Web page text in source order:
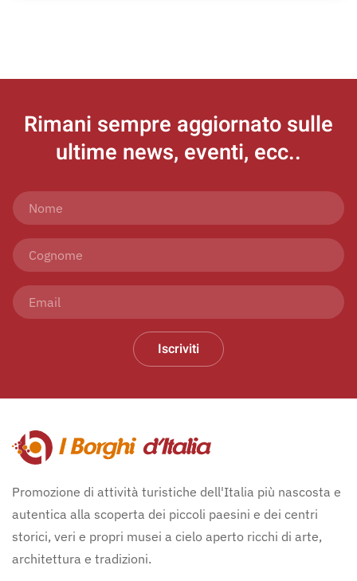
Rimani sempre aggiornato sulle
ultime news, eventi, ecc..
Iscriviti
Promozione di attività turistiche dell'Italia più nascosta e
autentica alla scoperta dei piccoli paesini e dei centri
storici, veri e propri musei a cielo aperto ricchi di arte,
architettura e tradizioni.